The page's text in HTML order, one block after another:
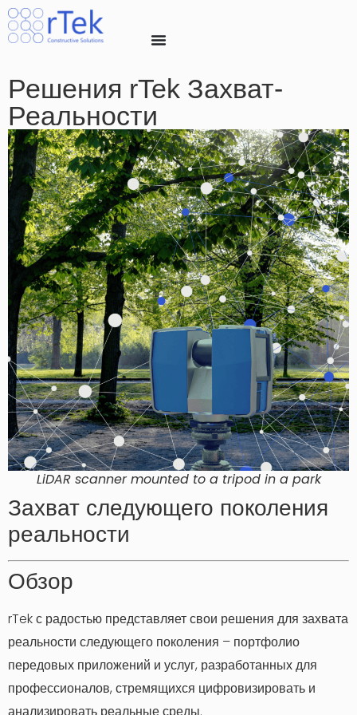
Решения rTek Захват-
Реальности
LiDAR scanner mounted to a tripod in a park
Захват следующего поколения
реальности
Обзор
rTek с радостью представляет свои решения для захвата
реальности следующего поколения – портфолио
передовых приложений и услуг, разработанных для
профессионалов, стремящихся цифровизировать и